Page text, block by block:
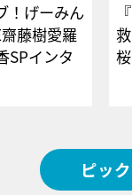
！げーみん
藤樹愛羅
SPインタ
ピッ